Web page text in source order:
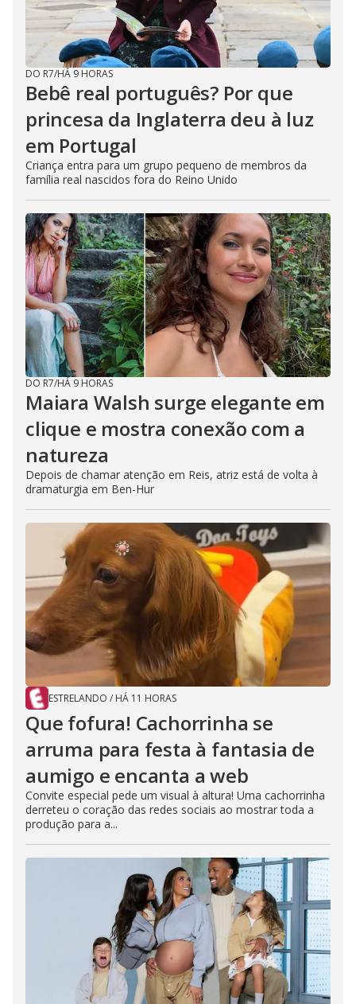
DO R7/HÁ 9 HORAS
Bebê real português? Por que
princesa da Inglaterra deu à luz
em Portugal
Criança entra para um grupo pequeno de membros da
família real nascidos fora do Reino Unido
DO R7/HÁ 9 HORAS
Maiara Walsh surge elegante em
clique e mostra conexão com a
natureza
Depois de chamar atenção em Reis, atriz está de volta à
dramaturgia em Ben-Hur
ESTRELANDO / HÁ 11 HORAS
Que fofura! Cachorrinha se
arruma para festa à fantasia de
aumigo e encanta a web
Convite especial pede um visual à altura! Uma cachorrinha
derreteu o coração das redes sociais ao mostrar toda a
produção para a...